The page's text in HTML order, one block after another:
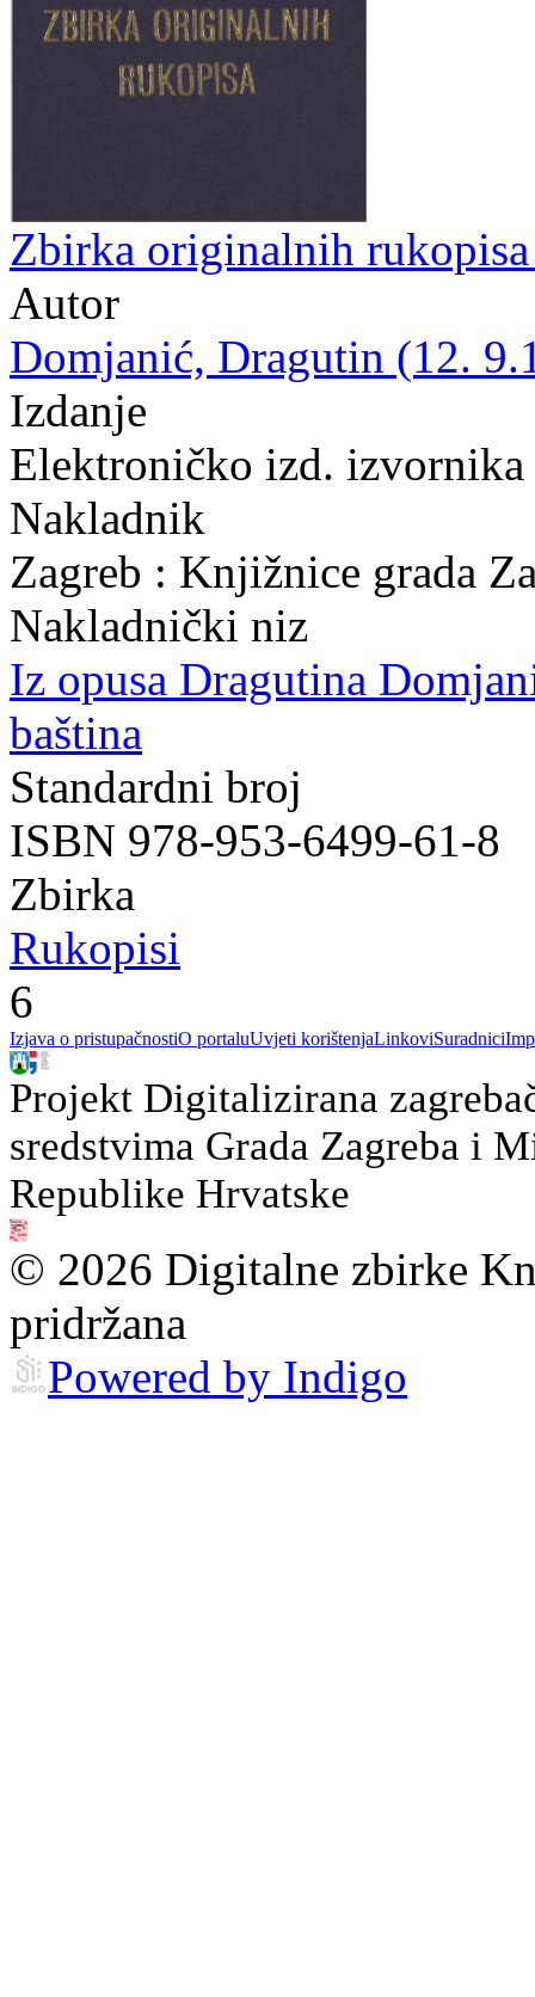
Zbirka originalnih
Autor
Domjanić, Dragutin (12.
Izdanje
Elektroničko izd. izvornika
Nakladnik
Zagreb : Knjižnice grada
Nakladnički niz
Iz opusa Dragutina
baština
Standardni broj
ISBN 978-953-6499-61-8
Zbirka
Rukopisi
6
Izjava o pristupačnostiO portaluUvjeti korištenjaLinkoviSuradnici
Projekt Digitalizirana
sredstvima Grada Zagreba i
Republike Hrvatske
© 2026 Digitalne zbirke
pridržana
Powered by Indigo